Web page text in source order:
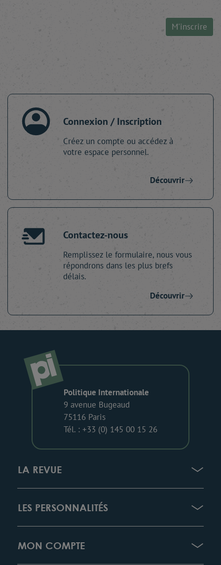
M'inscrire
Connexion / Inscription
Créez un compte ou accédez à
votre espace personnel.
Découvrir
Contactez-nous
Remplissez le formulaire, nous vous
répondrons dans les plus brefs
délais.
Découvrir
Politique Internationale
9 avenue Bugeaud
75116 Paris
Tél. : +33 (0) 145 00 15 26
LA REVUE
LES PERSONNALITÉS
MON COMPTE